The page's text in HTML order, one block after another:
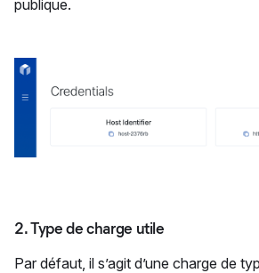
publique.
2. Type de charge utile
Par défaut, il s’agit d’une charge de